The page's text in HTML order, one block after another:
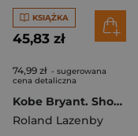
KSIĄŻKA
45,83 zł
74,99 zł - sugerowana
cena detaliczna
Kobe Bryant. Showman (wyd. 3)
Roland Lazenby